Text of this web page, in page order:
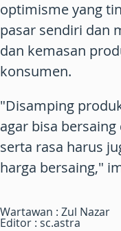
optimisme yang
pasar sendiri dan
dan kemasan
konsumen.
"Disamping
agar bisa
serta rasa harus
harga bersaing,"
Wartawan : Zul Nazar
Editor : sc.astra